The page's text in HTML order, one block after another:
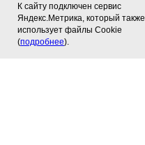
К сайту подключен сервис
Яндекс.Метрика, который также
использует файлы Cookie
(подробнее).